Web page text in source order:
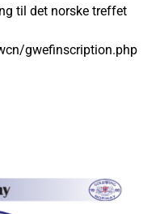
til det norske treffet
gwefinscription.php